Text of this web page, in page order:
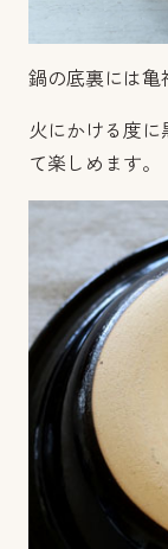
鍋の底裏には亀
火にかける度に
て楽しめます。